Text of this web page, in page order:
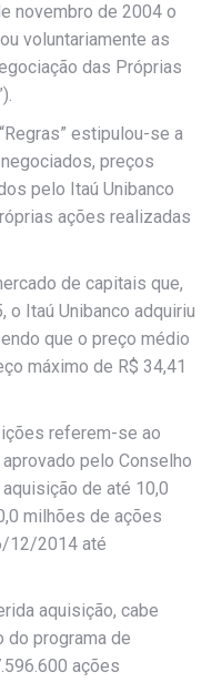
novembro de 2004 o
voluntariamente as
das Próprias
estipulou-se a
preços
pelo Itaú Unibanco
ações realizadas
de capitais que,
o Itaú Unibanco adquiriu
que o preço médio
máximo de R$ 34,41
referem-se ao
pelo Conselho
de até 10,0
milhões de ações
12/2014 até
aquisição, cabe
do programa de
ações